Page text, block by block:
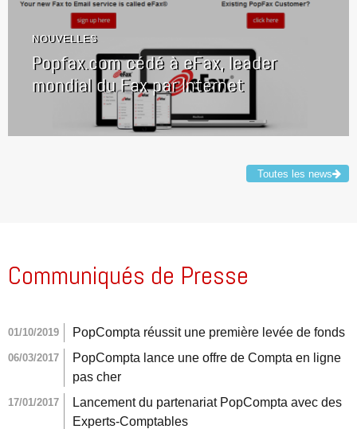
NOUVELLES
Popfax.com cédé à eFax, leader
mondial du Fax par Internet
Toutes les news
Communiqués de Presse
PopCompta réussit une première levée de fonds
01/10/2019
PopCompta lance une offre de Compta en ligne
pas cher
06/03/2017
Lancement du partenariat PopCompta avec des
Experts-Comptables
17/01/2017